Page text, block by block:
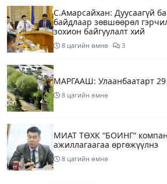
С.Амарсайхан: Дуусаагүй
байдлаар зөвшөөрөл
зохион байгуулалт хий
8 цагийн өмнө 3
МАРГААШ: Улаанбаатарт 29
8 цагийн өмнө
МИАТ ТӨХК “БОИНГ“
ажиллагаагаа өргөжүүлнэ
8 цагийн өмнө